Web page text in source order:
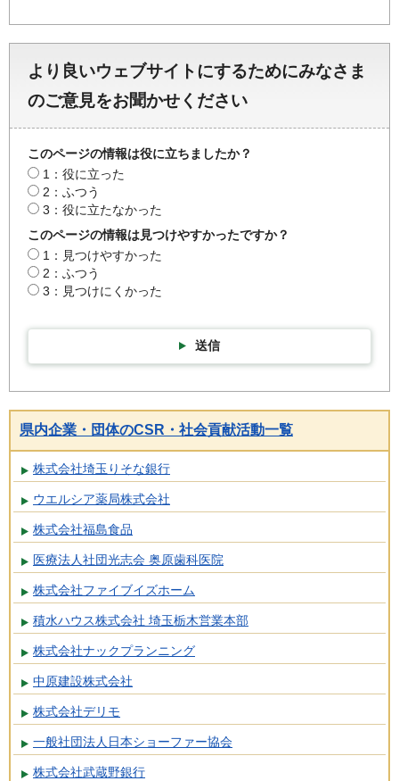
より良いウェブサイトにするためにみなさま
のご意見をお聞かせください
このページの情報は役に立ちましたか？
1：役に立った
2：ふつう
3：役に立たなかった
このページの情報は見つけやすかったですか？
1：見つけやすかった
2：ふつう
3：見つけにくかった
送信
県内企業・団体のCSR・社会貢献活動一覧
株式会社埼玉りそな銀行
ウエルシア薬局株式会社
株式会社福島食品
医療法人社団光志会 奥原歯科医院
株式会社ファイブイズホーム
積水ハウス株式会社 埼玉栃木営業本部
株式会社ナックプランニング
中原建設株式会社
株式会社デリモ
一般社団法人日本ショーファー協会
株式会社武蔵野銀行